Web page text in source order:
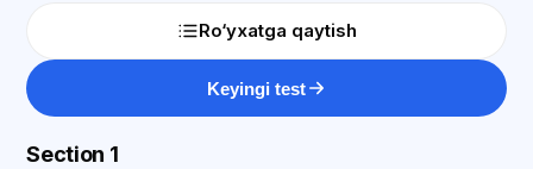
Ro‘yxatga qaytish
Keyingi test
Section 1